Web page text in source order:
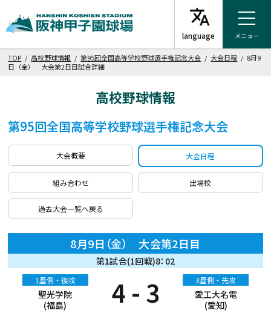
メニュー
TOP /高校野球情報 /第95回全国高等学校野球選手権記念大会 / 大会日程 / 8月9
日（金） 大会第2日目試合詳細
高校野球情報
第95回全国高等学校野球選手権記念大会
大会概要 大会日程
組み合わせ 出場校
過去大会一覧へ戻る
8月9日（金） 大会第2日目
第1試合(1回戦)8：02
1塁側・後攻
聖光学院
(福島)
4 - 3 3塁側・先攻
愛工大名電
(愛知)